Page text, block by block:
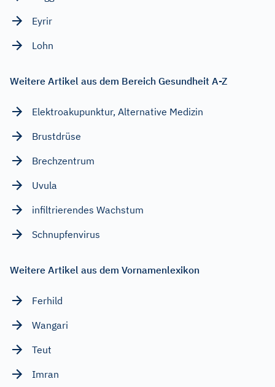
Eyrir
Lohn
Weitere Artikel aus dem Bereich Gesundheit A-Z
Elektroakupunktur, Alternative Medizin
Brustdrüse
Brechzentrum
Uvula
infiltrierendes Wachstum
Schnupfenvirus
Weitere Artikel aus dem Vornamenlexikon
Ferhild
Wangari
Teut
Imran